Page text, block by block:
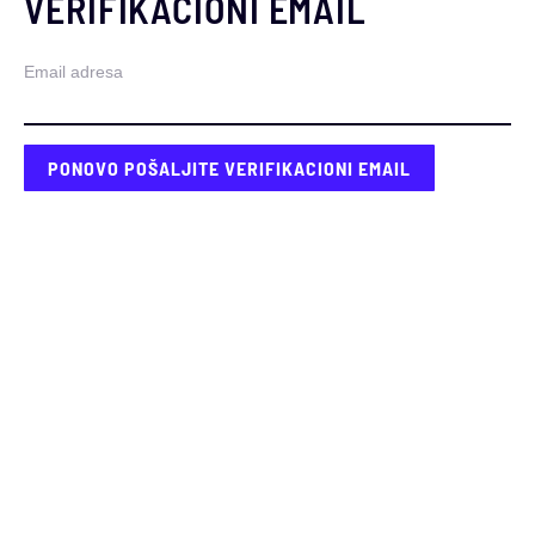
Email adresa
PONOVO POŠALJITE VERIFIKACIONI EMAIL